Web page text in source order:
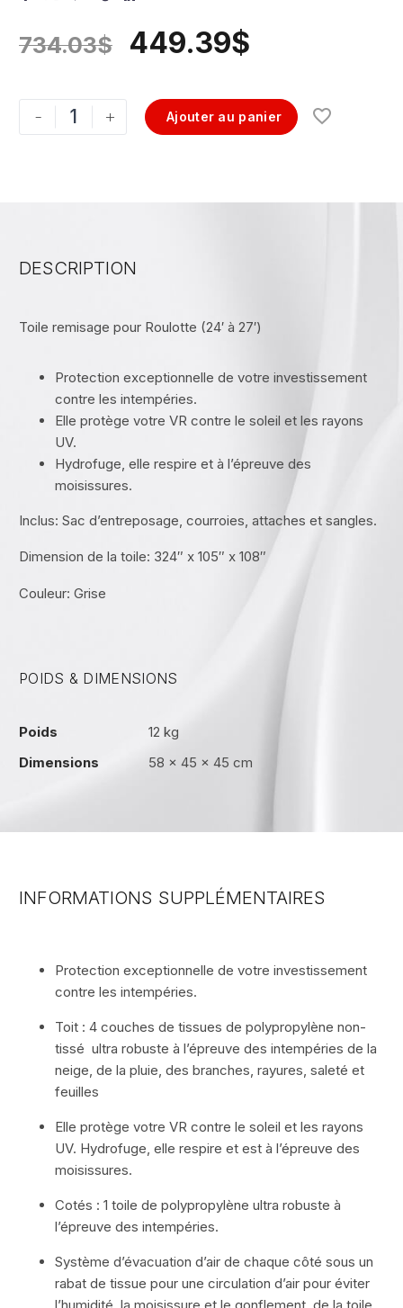
734.03$ 449.39$
- + Ajouter au panier
DESCRIPTION
Toile remisage pour Roulotte (24′ à 27′)
Protection exceptionnelle de votre investissement
contre les intempéries.
Elle protège votre VR contre le soleil et les rayons
UV.
Hydrofuge, elle respire et à l’épreuve des
moisissures.
Inclus: Sac d’entreposage, courroies, attaches et sangles.
Dimension de la toile: 324″ x 105″ x 108″
Couleur: Grise
POIDS & DIMENSIONS
Poids
12 kg
Dimensions
58 × 45 × 45 cm
INFORMATIONS SUPPLÉMENTAIRES
Protection exceptionnelle de votre investissement
contre les intempéries.
Toit : 4 couches de tissues de polypropylène non-
tissé ultra robuste à l’épreuve des intempéries de la
neige, de la pluie, des branches, rayures, saleté et
feuilles
Elle protège votre VR contre le soleil et les rayons
UV. Hydrofuge, elle respire et est à l’épreuve des
moisissures.
Cotés : 1 toile de polypropylène ultra robuste à
l’épreuve des intempéries.
Système d’évacuation d’air de chaque côté sous un
rabat de tissue pour une circulation d’air pour éviter